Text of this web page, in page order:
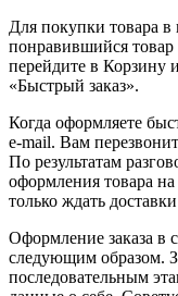
Для покупки товара
понравившийся товар
перейдите в Корзину
«Быстрый заказ».
Когда оформляете
e-mail. Вам
По результатам
оформления товара
только ждать
Оформление заказа в
следующим образом.
последовательным